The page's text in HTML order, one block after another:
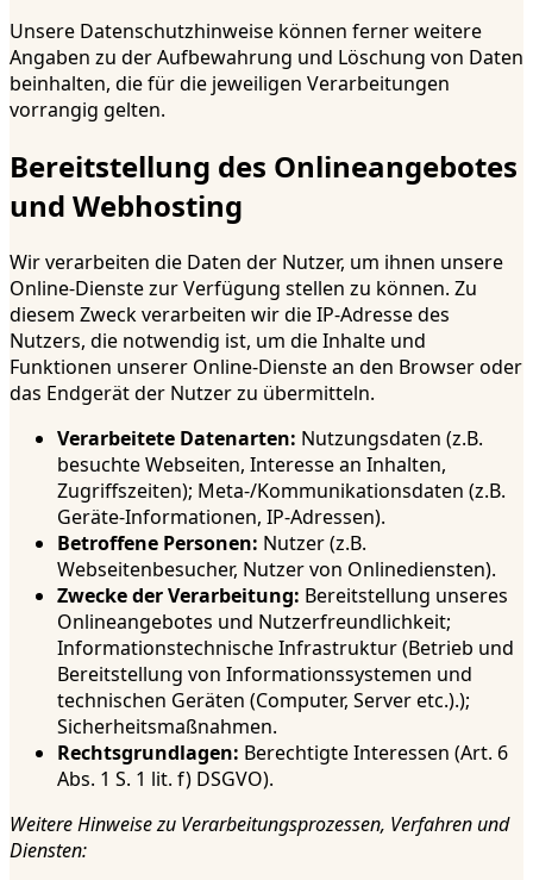
Unsere Datenschutzhinweise können ferner weitere
Angaben zu der Aufbewahrung und Löschung von Daten
beinhalten, die für die jeweiligen Verarbeitungen
vorrangig gelten.
Bereitstellung des Onlineangebotes
und Webhosting
Wir verarbeiten die Daten der Nutzer, um ihnen unsere
Online-Dienste zur Verfügung stellen zu können. Zu
diesem Zweck verarbeiten wir die IP-Adresse des
Nutzers, die notwendig ist, um die Inhalte und
Funktionen unserer Online-Dienste an den Browser oder
das Endgerät der Nutzer zu übermitteln.
Verarbeitete Datenarten: Nutzungsdaten (z.B.
besuchte Webseiten, Interesse an Inhalten,
Zugriffszeiten); Meta-/Kommunikationsdaten (z.B.
Geräte-Informationen, IP-Adressen).
Betroffene Personen: Nutzer (z.B.
Webseitenbesucher, Nutzer von Onlinediensten).
Zwecke der Verarbeitung: Bereitstellung unseres
Onlineangebotes und Nutzerfreundlichkeit;
Informationstechnische Infrastruktur (Betrieb und
Bereitstellung von Informationssystemen und
technischen Geräten (Computer, Server etc.).);
Sicherheitsmaßnahmen.
Rechtsgrundlagen: Berechtigte Interessen (Art. 6
Abs. 1 S. 1 lit. f) DSGVO).
Weitere Hinweise zu Verarbeitungsprozessen, Verfahren und
Diensten: